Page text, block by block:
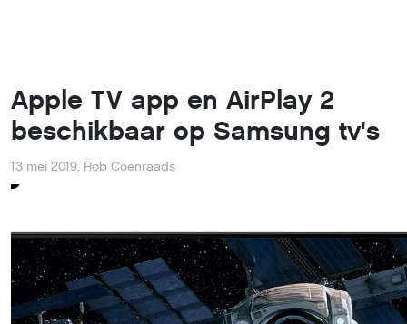
Apple TV app en AirPlay 2
beschikbaar op Samsung tv's
13 mei 2019, Rob Coenraads